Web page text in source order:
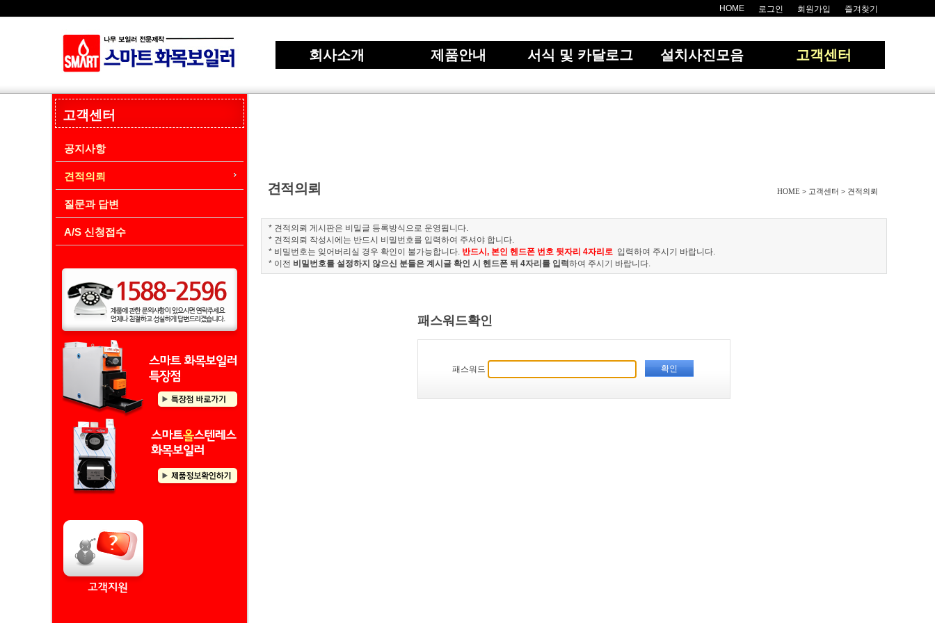
HOME 로그인 회원가입 즐겨찾기
회사소개 제품안내 서식 및 카달로그 설치사진모음 고객센터
고객센터
공지사항
견적의뢰
질문과 답변
A/S 신청접수
견적의뢰 HOME > 고객센터 > 견적의뢰
* 견적의뢰 게시판은 비밀글 등록방식으로 운영됩니다.
* 견적의뢰 작성시에는 반드시 비밀번호를 입력하여 주셔야 합니다.
* 비밀번호는 잊어버리실 경우 확인이 불가능합니다. 반드시, 본인 헨드폰 번호 뒷자리 4자리로 입력하여 주시기 바랍니다.
* 이전 비밀번호를 설정하지 않으신 분들은 계시글 확인 시 헨드폰 뒤 4자리를 입력하여 주시기 바랍니다.
패스워드확인
패스워드